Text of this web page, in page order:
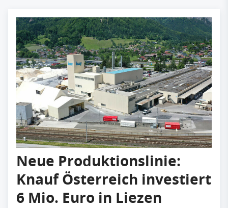
Neue Produktionslinie:
Knauf Österreich investiert
6 Mio. Euro in Liezen